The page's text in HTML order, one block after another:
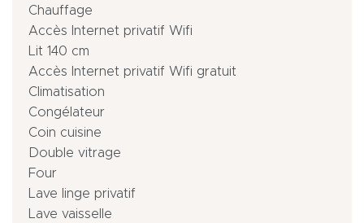
Chauffage
Accès Internet privatif Wifi
Lit 140 cm
Accès Internet privatif Wifi gratuit
Climatisation
Congélateur
Coin cuisine
Double vitrage
Four
Lave linge privatif
Lave vaisselle